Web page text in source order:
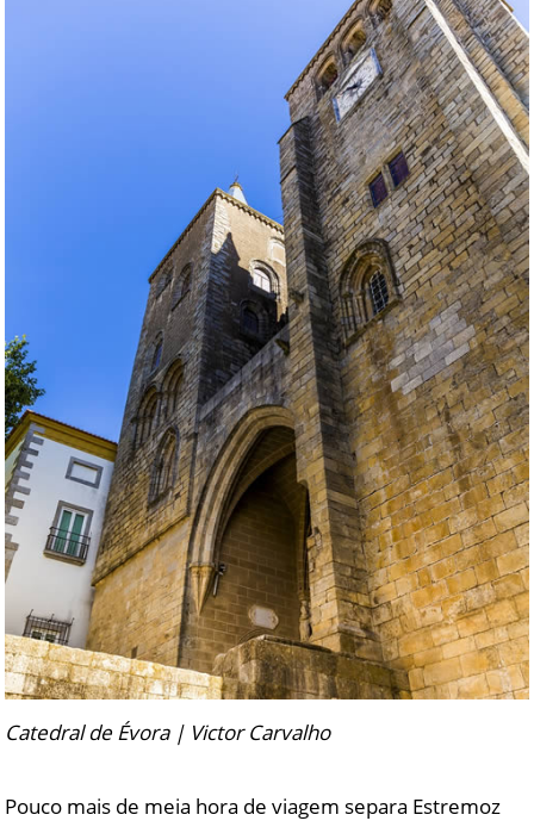
Catedral de Évora | Victor Carvalho
Pouco mais de meia hora de viagem separa Estremoz